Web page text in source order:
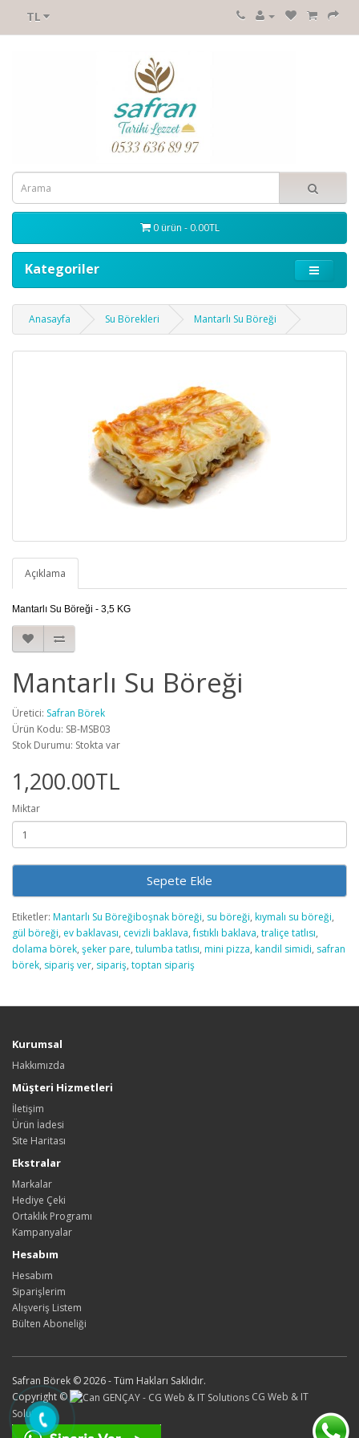
TL
0 ürün - 0.00TL
Kategoriler
Anasayfa Su Börekleri Mantarlı Su Böreği
Açıklama
Mantarlı Su Böreği - 3,5 KG
Mantarlı Su Böreği
Üretici: Safran Börek
Ürün Kodu: SB-MSB03
Stok Durumu: Stokta var
1,200.00TL
Miktar
Sepete Ekle
Etiketler: Mantarlı Su Böreğiboşnak böreği, su böreği, kıymalı su böreği,
gül böreği, ev baklavası, cevizli baklava,fıstıklı baklava, traliçe tatlısı,
dolama börek, şeker pare, tulumba tatlısı, mini pizza, kandil simidi, safran
börek, sipariş ver, sipariş, toptan sipariş
Kurumsal
Hakkımızda
Müşteri Hizmetleri
İletişim
Ürün İadesi
Site Haritası
Ekstralar
Markalar
Hediye Çeki
Ortaklık Programı
Kampanyalar
Hesabım
Hesabım
Siparişlerim
Alışveriş Listem
Bülten Aboneliği
Safran Börek © 2026 - Tüm Hakları Saklıdır.
Copyright ©
CG Web & IT
Solutions